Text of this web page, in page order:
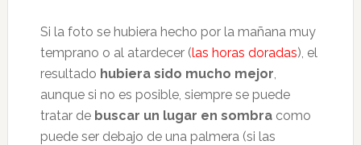
Si la foto se hubiera hecho por la mañana muy
temprano o al atardecer (las horas doradas), el
resultado hubiera sido mucho mejor
aunque si no es posible, siempre se puede
tratar de buscar un lugar en sombracomo
puede ser debajo de una palmera (si las